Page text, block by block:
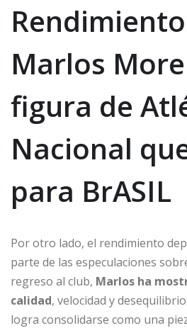
Marlos
figura de
Nacional
para BrASIL
Por otro lado, el rendimiento
parte de las especulaciones
regreso al club, Marlos ha
calidad, velocidad y
logra consolidarse como una